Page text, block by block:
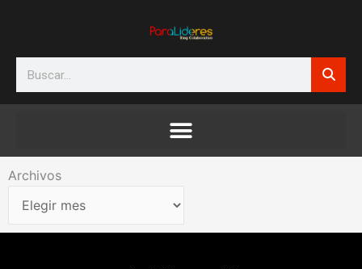
Search
Archivos
Archivos